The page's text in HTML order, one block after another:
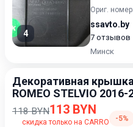
4
Ориг.
ssavto.by
7 отзывов
Минск
Декоративная крышка
ROMEO STELVIO 2016-
118 BYN113 BYN
скидка только на CARRO -5%